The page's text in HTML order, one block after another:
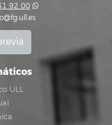
92 00
ULL